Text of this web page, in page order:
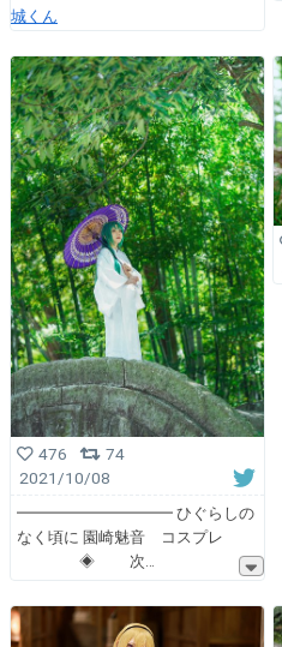
城くん
476
74
2021/10/08
━━━━━━━━━━ ひぐらしの
なく頃に 園崎魅音 コスプレ
◈ 次